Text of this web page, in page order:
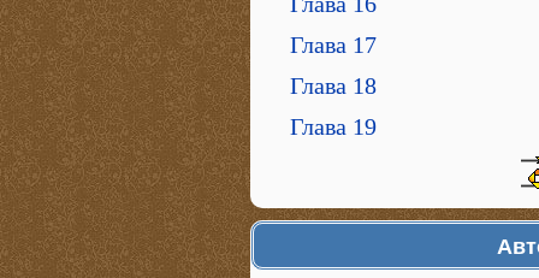
Глава 17
Глава 18
Глава 19